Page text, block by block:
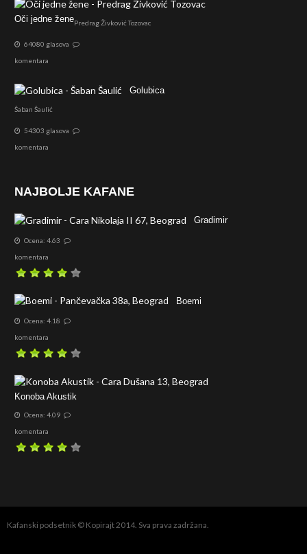
Oči jedne ženePredrag Živković Tozovac
64080 glasova
komentara
Golubica
Šaban Šaulić
54303 glasova
komentara
NAJBOLJE KAFANE
Gradimir
Ocena: 4.63
komentara
Boemi
Ocena: 4.18
komentara
Konoba Akustik
Ocena: 4.09
komentara
Kafanski podsetnik © Kopirajt 2014. Sva prava zadržana.